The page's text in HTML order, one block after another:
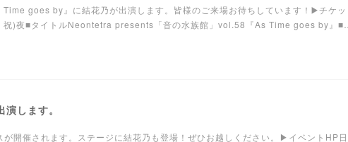
goes by』に結花乃が出演します。皆様のご来場お待ちしています！▶️チケッ
祝)夜■タイトルNeontetra presents「音の水族館」vol.58『As Time goes by』■…
します。
開催されます。ステージに結花乃も登場！ぜひお越しください。▶︎イベントHP日